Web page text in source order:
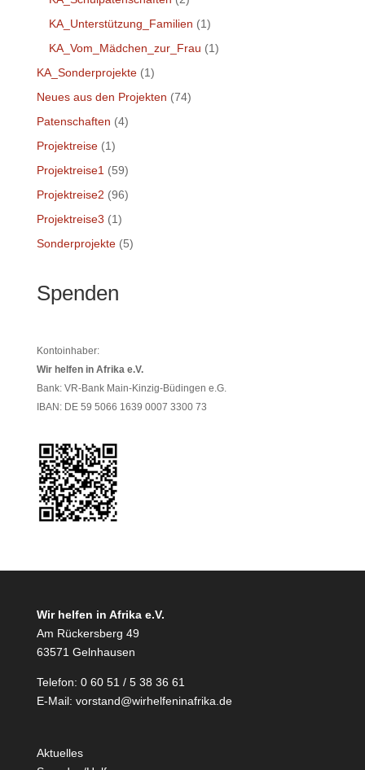
KA_Unterstützung_Familien (1)
KA_Vom_Mädchen_zur_Frau (1)
KA_Sonderprojekte(1)
Neues aus den Projekten (74)
Patenschaften (4)
Projektreise(1)
Projektreise1 (59)
Projektreise2 (96)
Projektreise3 (1)
Sonderprojekte(5)
Spenden
Kontoinhaber:
Wir helfen in Afrika e.V.
Bank: VR-Bank Main-Kinzig-Büdingen e.G.
IBAN: DE 59 5066 1639 0007 3300 73
Wir helfen in Afrika e.V.
Am Rückersberg 49
63571 Gelnhausen
Telefon: 0 60 51 / 5 38 36 61
E-Mail: vorstand@wirhelfeninafrika.de
Aktuelles